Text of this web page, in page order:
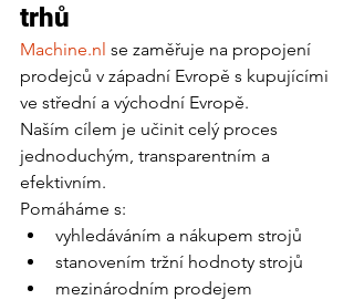
trhů
Machine.nl se zaměřuje na propojení
prodejců v západní Evropě s kupujícími
ve střední a východní Evropě.
Naším cílem je učinit celý proces
jednoduchým, transparentním a
efektivním.
Pomáháme s:
vyhledáváním a nákupem strojů
stanovením tržní hodnoty strojů
mezinárodním prodejem